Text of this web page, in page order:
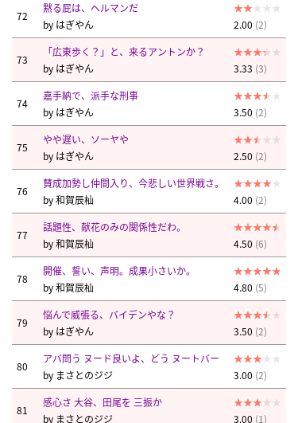
72
黙る屁は、へルマンだ
by はぎやん 2.00 (2)
73
「広東歩く？」と、来るアントンか？
by はぎやん 3.33 (3)
74
嘉手納で、派手な刑事
by はぎやん 3.50 (2)
75
やや遅い、ソーヤや
by はぎやん 2.50 (2)
76
賛成加勢し仲間入り、今悲しい世界戦さ。
by和賀辰杣 4.00 (2)
77
話題性、献花のみの関係性だわ。
by和賀辰杣 4.50 (6)
78
開催、誓い、声明。成果小さいか。
by和賀辰杣 4.80 (5)
79
悩んで威張る、バイデンやな？
by はぎやん 3.50 (2)
80
アバ問う ヌード良いよ、どう ヌートバー
by まさとのジジ 3.00 (2)
81
感心さ 大谷、田尾を 三振か
by まさとのジジ 3.00 (1)